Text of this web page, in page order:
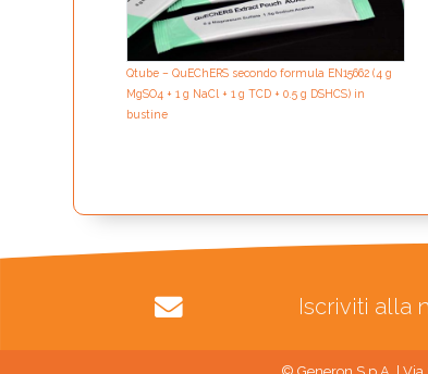
Qtube – QuEChERS secondo formula EN15662 (4 g
MgSO4 + 1 g NaCl + 1 g TCD + 0.5 g DSHCS) in
bustine
Iscriviti alla